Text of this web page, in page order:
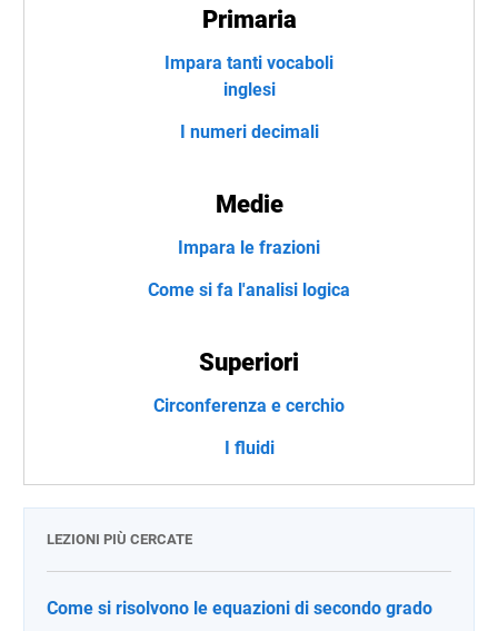
Primaria
Impara tanti vocaboli
inglesi
I numeri decimali
Medie
Impara le frazioni
Come si fa l'analisi logica
Superiori
Circonferenza e cerchio
I fluidi
LEZIONI PIÙ CERCATE
Come si risolvono le equazioni di secondo grado